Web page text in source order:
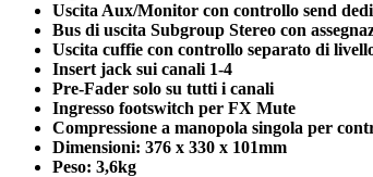
Uscita Aux/Monitor con controllo send
Bus di uscita Subgroup Stereo con
Uscita cuffie con controllo separato di
Insert jack sui canali 1-4
Pre-Fader solo su tutti i canali
Ingresso footswitch per FX Mute
Compressione a manopola singola per
Dimensioni: 376 x 330 x 101mm
Peso: 3,6kg